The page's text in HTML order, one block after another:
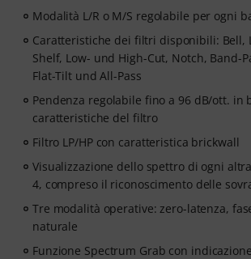
Modalità L/R o M/S regolabile per ogni
Caratteristiche dei filtri disponibili: Bell,
Shelf, Low- und High-Cut, Notch, Band-
Flat-Tilt und All-Pass
Pendenza regolabile fino a 96 dB/ott. in
caratteristiche del filtro
Filtro LP/HP con caratteristica brickwall
Visualizzazione dello spettro di ogni
4, compreso il riconoscimento delle
Tre modalità operative: zero-latenza,
naturale
Funzione Spectrum Grab con